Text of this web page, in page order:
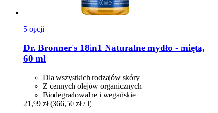
5 opcji
Dr. Bronner's 18in1 Naturalne mydło -​ mięta,
60 ml
Dla wszystkich rodzajów skóry
Z cennych olejów organicznych
Biodegradowalne i wegańskie
21,99 zł (366,50 zł / l)